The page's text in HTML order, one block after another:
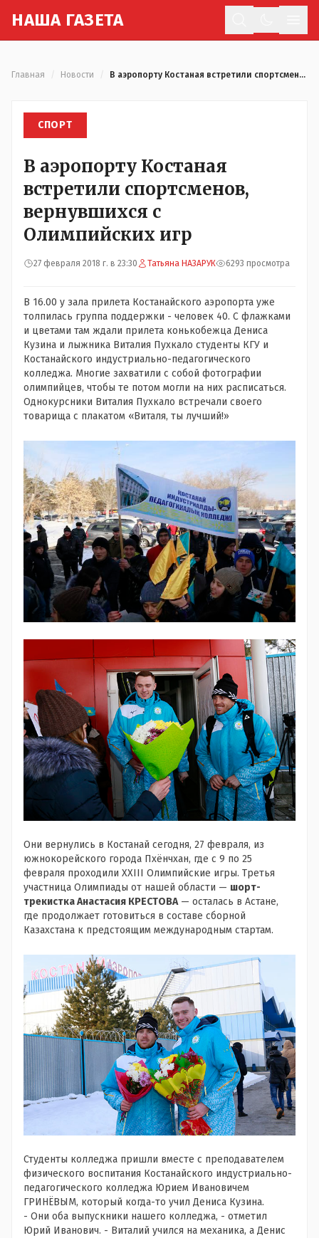
НАША ГАЗЕТА
Главная Новости В аэропорту Костаная встретили спортсменов, вернувшихся с Олимпийских игр
СПОРТ
В аэропорту Костаная
встретили спортсменов,
вернувшихся с
Олимпийских игр
27 февраля 2018 г. в 23:30 Татьяна НАЗАРУК 6293 просмотра
В 16.00 у зала прилета Костанайского аэропорта уже
толпилась группа поддержки - человек 40. С флажками
и цветами там ждали прилета конькобежца Дениса
Кузина и лыжника Виталия Пухкало студенты КГУ и
Костанайского индустриально-педагогического
колледжа. Многие захватили с собой фотографии
олимпийцев, чтобы те потом могли на них расписаться.
Однокурсники Виталия Пухкало встречали своего
товарища с плакатом «Виталя, ты лучший!»
Они вернулись в Костанай сегодня, 27 февраля, из
южнокорейского города Пхёнчхан, где с 9 по 25
февраля проходили ХХIII Олимпийские игры. Третья
участница Олимпиады от нашей области — шорт-
трекистка Анастасия КРЕСТОВА— осталась в Астане,
где продолжает готовиться в составе сборной
Казахстана к предстоящим международным стартам.
Студенты колледжа пришли вместе с преподавателем
физического воспитания Костанайского индустриально-
педагогического колледжа Юрием Ивановичем
ГРИНЁВЫМ, который когда-то учил Дениса Кузина.
- Они оба выпускники нашего колледжа, - отметил
Юрий Иванович. - Виталий учился на механика, а Денис